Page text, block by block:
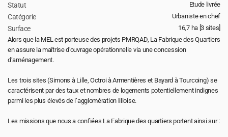
Statut Etude livrée
Catégorie Urbaniste en chef
Surface
16,7 ha [3 sites]
Alors que la MEL est porteuse des projets PMRQAD, La Fabrique des Quartiers
en assure la maîtrise d’ouvrage opérationnelle via une concession
d’aménagement.
Les trois sites (Simons à Lille, Octroi à Armentières et Bayard à Tourcoing) se
caractérisent par des taux et nombres de logements potentiellement indignes
parmi les plus élevés de l’agglomération lilloise.
Les missions que nous a confiées La Fabrique des quartiers portent ainsi sur :